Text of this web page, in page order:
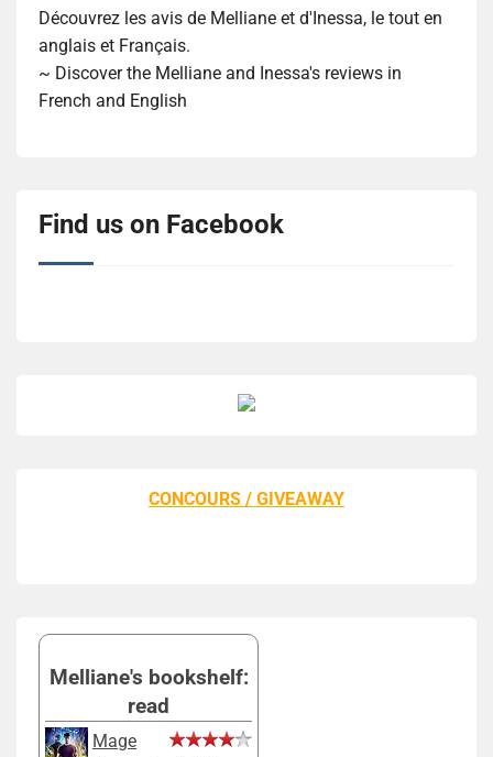
Découvrez les avis de Melliane et d'Inessa, le tout en
anglais et Français.
~ Discover the Melliane and Inessa's reviews in
French and English
Find us on Facebook
CONCOURS / GIVEAWAY
Melliane's bookshelf:
read
Mage